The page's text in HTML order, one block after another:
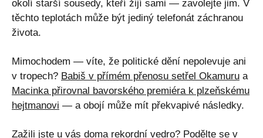
okolí starší sousedy, kteří žijí sami — zavolejte jim. V
těchto teplotách může být jediný telefonát záchranou
života.
Mimochodem — víte, že politické dění nepolevuje ani
v tropech? Babiš v přímém přenosu setřel Okamuru a
Macinka přirovnal bavorského premiéra k plzeňskému
hejtmanovi — a obojí může mít překvapivé následky.
Zažili jste u vás doma rekordní vedro? Podělte se v